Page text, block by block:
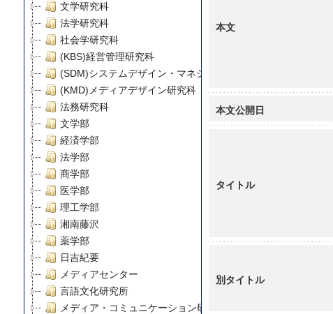
文学研究科
法学研究科
社会学研究科
(KBS)経営管理研究科
(SDM)システムデザイン・マネジメント研究科
(KMD)メディアデザイン研究科
法務研究科
文学部
経済学部
法学部
商学部
医学部
理工学部
湘南藤沢
薬学部
日吉紀要
メディアセンター
言語文化研究所
メディア・コミュニケーション研究所
本文
本文公開日
タイトル
別タイトル